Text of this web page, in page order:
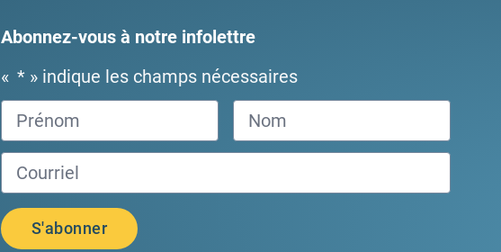
Abonnez-vous à notre infolettre
« * » indique les champs nécessaires